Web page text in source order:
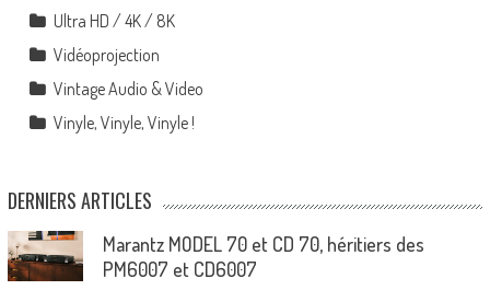
Ultra HD / 4K / 8K
Vidéoprojection
Vintage Audio & Video
Vinyle, Vinyle, Vinyle !
DERNIERS ARTICLES
Marantz MODEL 70 et CD 70, héritiers des
PM6007 et CD6007